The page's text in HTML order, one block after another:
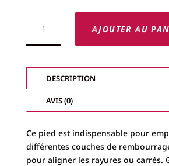
TRANSPORT
GUIDE
MATELASSAGE
ELNA
AJOUTER AU
DESCRIPTION
AVIS (0)
Ce pied est indispensable pour
différentes couches de
pour aligner les rayures ou carrés.